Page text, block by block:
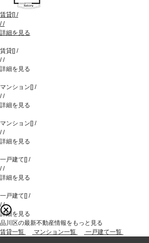
賃貸[] /
//
詳細を見る
賃貸[] /
//
詳細を見る
マンション[] /
//
詳細を見る
マンション[] /
//
詳細を見る
一戸建て[] /
//
詳細を見る
一戸建て[] /
//
詳細を見る
品川区の最新不動産情報をもっと見る
賃貸一覧
マンション一覧 一戸建て一覧